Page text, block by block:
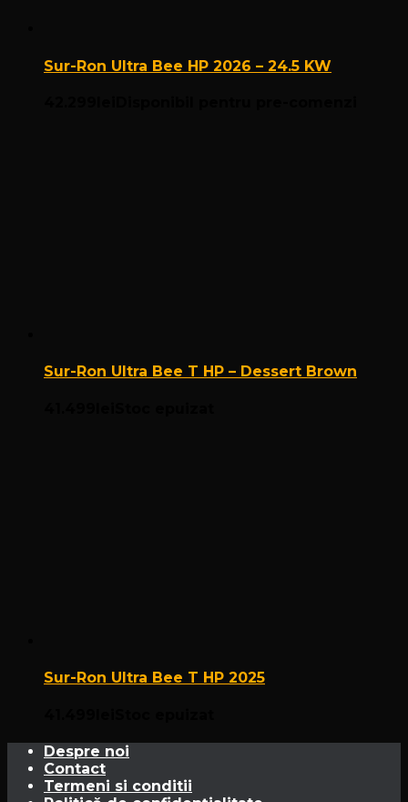
Sur-Ron Ultra Bee HP 2026 – 24.5 KW
Sur-Ron Ultra Bee T HP – Dessert Brown
Sur-Ron Ultra Bee T HP 2025
Despre noi
Contact
Termeni si conditii